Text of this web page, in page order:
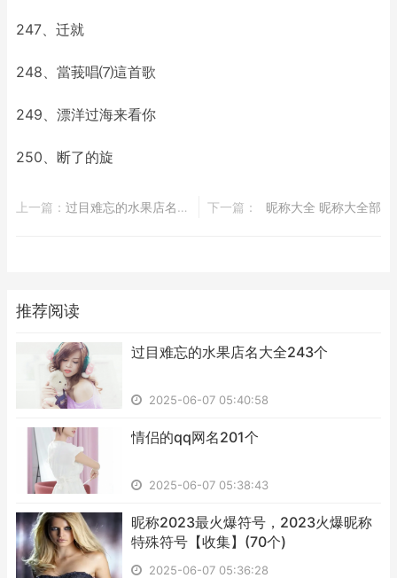
247、迁就
248、當莪唱⑺這首歌
249、漂洋过海来看你
250、断了的旋
上一篇： ​过目难忘的水果店名大全243个 下一篇： ​昵称大全 昵称大全部
推荐阅读
​过目难忘的水果店名大全243个
2025-06-07 05:40:58
​情侣的qq网名201个
2025-06-07 05:38:43
​昵称2023最火爆符号，2023火爆昵称
特殊符号【收集】(70个)
2025-06-07 05:36:28